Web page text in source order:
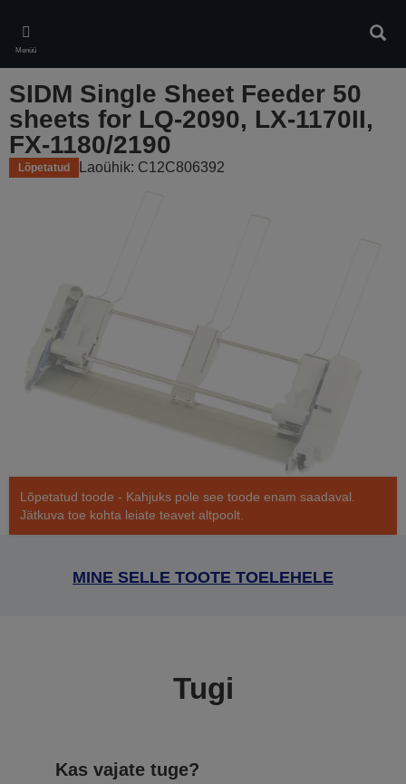
main
content
Menüü
SIDM Single Sheet Feeder 50
sheets for LQ-2090, LX-1170II,
FX-1180/2190
Lõpetatud Laoühik: C12C806392
Lõpetatud toode - Kahjuks pole see toode enam saadaval.
Jätkuva toe kohta leiate teavet altpoolt.
MINE SELLE TOOTE TOELEHELE
Tugi
Kas vajate tuge?